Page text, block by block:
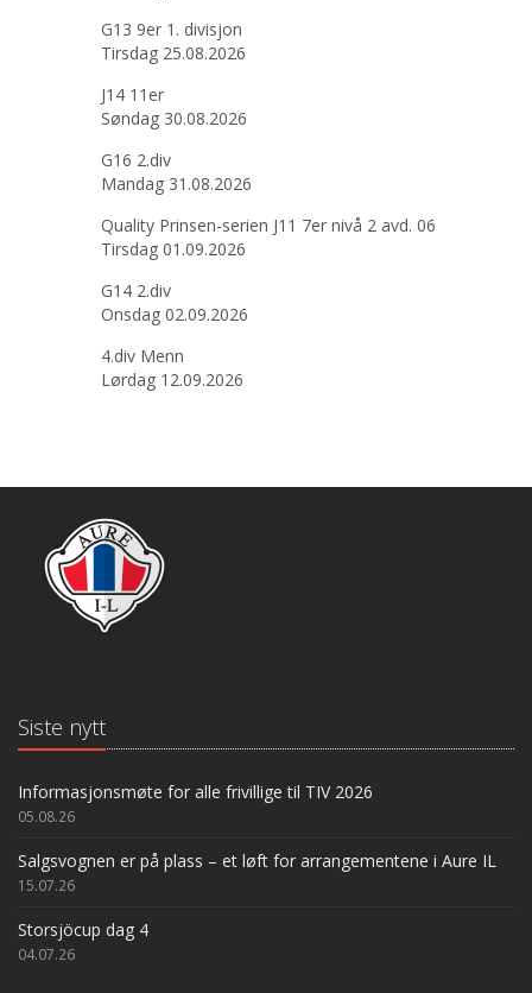
G13 9er 1. divisjon
Tirsdag 25.08.2026
J14 11er
Søndag 30.08.2026
G16 2.div
Mandag 31.08.2026
Quality Prinsen-serien J11 7er nivå 2 avd. 06
Tirsdag 01.09.2026
G14 2.div
Onsdag 02.09.2026
4.div Menn
Lørdag 12.09.2026
Siste nytt
Informasjonsmøte for alle frivillige til TIV 2026
05.08.26
Salgsvognen er på plass – et løft for arrangementene i Aure IL
15.07.26
Storsjöcup dag 4
04.07.26